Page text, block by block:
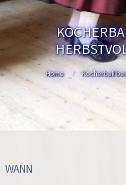
Home Kocherball
WANN